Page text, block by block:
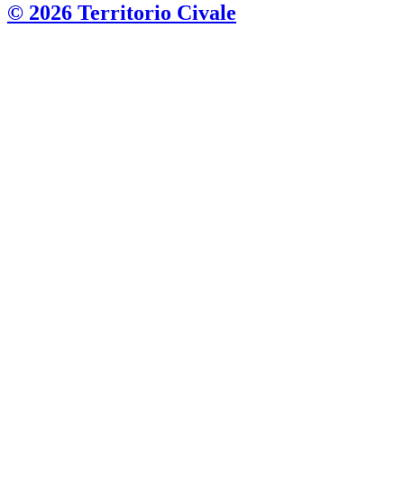
© 2026 Territorio Civale